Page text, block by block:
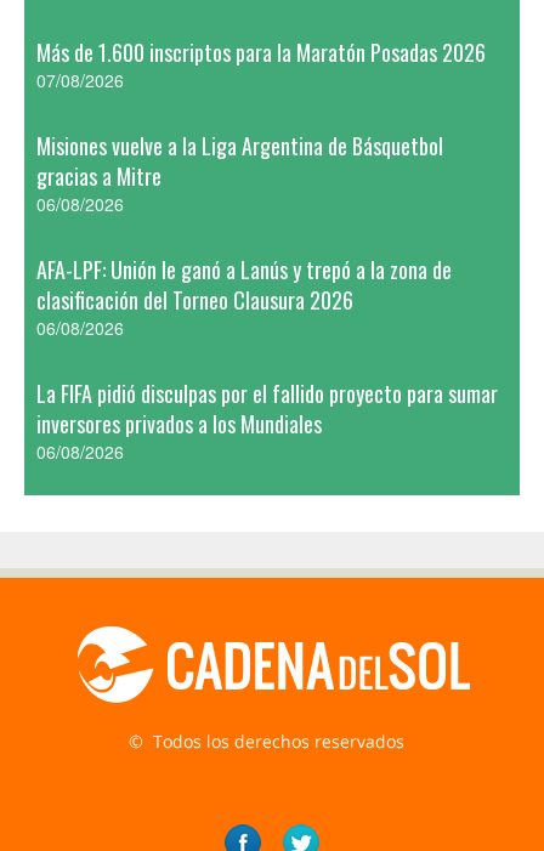
Más de 1.600 inscriptos para la Maratón Posadas 2026
07/08/2026
Misiones vuelve a la Liga Argentina de Básquetbol
gracias a Mitre
06/08/2026
AFA-LPF: Unión le ganó a Lanús y trepó a la zona de
clasificación del Torneo Clausura 2026
06/08/2026
La FIFA pidió disculpas por el fallido proyecto para sumar
inversores privados a los Mundiales
06/08/2026